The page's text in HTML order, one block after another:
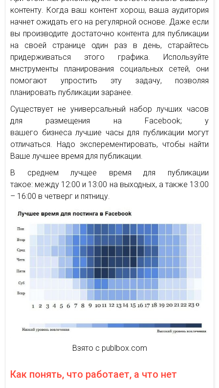
контенту. Когда ваш контент хорош, ваша аудитория
начнет ожидать его на регулярной основе. Даже если
вы производите достаточно контента для публикации
на своей странице один раз в день, старайтесь
придерживаться этого графика. Используйте
мнструменты планирования социальных сетей, они
помогают упростить эту задачу, позволяя
планировать публикации заранее.
Существует не универсальный набор лучших часов
для размещения на Facebook; у
вашего бизнеса лучшие часы для публикации могут
отличаться. Надо эксперементировать, чтобы найти
Ваше лучшее время для публикации.
В среднем лучщее время для публикации
такое: между 12:00 и 13:00 на выходных, а также 13:00
– 16:00 в четверг и пятницу.
Взято с publbox.com
Как понять, что работает, а что нет